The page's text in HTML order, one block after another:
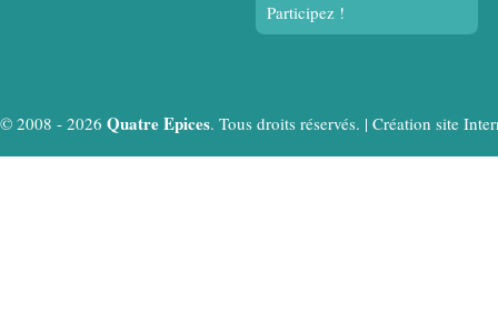
Participez !
© 2008 - 2026 Quatre Epices. Tous droits réservés. | Création site